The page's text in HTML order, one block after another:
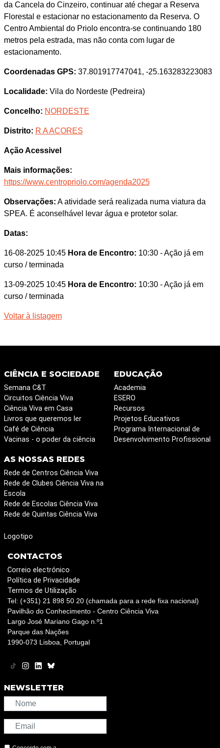
da Cancela do Cinzeiro, continuar até chegar a Reserva
Florestal e estacionar no estacionamento da Reserva. O
Centro Ambiental do Priolo encontra-se continuando 180
metros pela estrada, mas não conta com lugar de
estacionamento.
Coordenadas GPS: 37.801917747041, -25.163283223083
Localidade: Vila do Nordeste (Pedreira)
Concelho: NORDESTE
Distrito: R A ACORES
Ação Acessivel
Mais informações:
https://www.centropriolo.com/agenda2025
Observações: A atividade será realizada numa viatura da
SPEA. É aconselhável levar água e protetor solar.
Datas:
16-08-2025 10:45 Hora de Encontro: 10:30 - Ação já em
curso / terminada
13-09-2025 10:45 Hora de Encontro: 10:30 - Ação já em
curso / terminada
Voltar à listagem
CIÊNCIA E SOCIEDADE
Semana C&T
Circuitos Ciência Viva
Ciência Viva em Casa
Livros que queremos ler
Café de Ciência
Vacinas - o poder da ciência
EDUCAÇÃO
Academia
ESERO
Recursos
Projetos Educativos
Programa Internacional de
Desenvolvimento Profissional
AS NOSSAS REDES
Rede de Centros Ciência Viva
Rede de Clubes Ciência Viva na
Escola
Rede de Escolas Ciência Viva
Rede de Quintas Ciência Viva
Logotipo
CONTACTOS
Correio electrónico
Política de Privacidade
Termos de Utilização
Tel: (+351) 21 898 50 20 (chamada para a rede fixa nacional)
Pavilhão do Conhecimento - Centro Ciência Viva
Largo José Mariano Gago n.º1
Parque das Nações
1990-073 Lisboa, Portugal
NEWSLETTER